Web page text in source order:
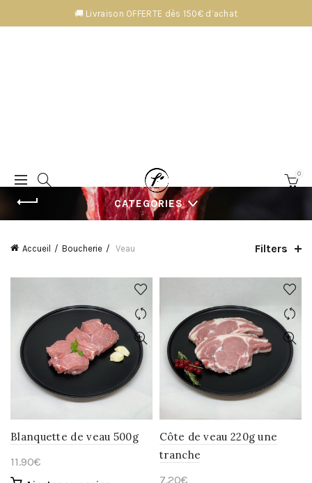
🚚 Livraison OFFERTE dès 150€ d’achat
0
CATEGORIES
Accueil Boucherie Veau Filters
Blanquette de veau 500g
11.90€
Côte de veau 220g une
tranche
7.20€